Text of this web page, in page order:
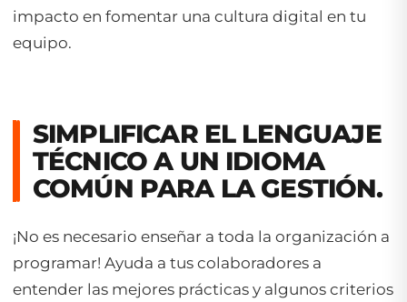
impacto en fomentar una cultura digital en tu
equipo.
SIMPLIFICAR EL LENGUAJE
TÉCNICO A UN IDIOMA
COMÚN PARA LA GESTIÓN.
¡No es necesario enseñar a toda la organización a
programar! Ayuda a tus colaboradores a
entender las mejores prácticas y algunos criterios